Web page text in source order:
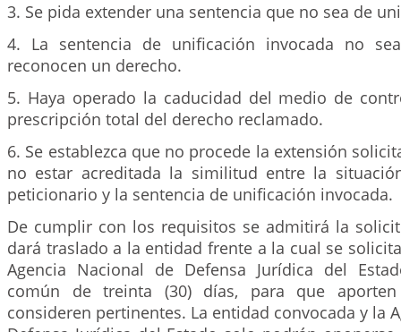
3. Se pida extender una sentencia que no sea de
4. La sentencia de unificación invocada no
reconocen un derecho.
5. Haya operado la caducidad del medio de
prescripción total del derecho reclamado.
6. Se establezca que no procede la extensión
no estar acreditada la similitud entre la
peticionario y la sentencia de unificación invocada.
De cumplir con los requisitos se admitirá la
dará traslado a la entidad frente a la cual se
Agencia Nacional de Defensa Jurídica del
común de treinta (30) días, para que
consideren pertinentes. La entidad convocada y la